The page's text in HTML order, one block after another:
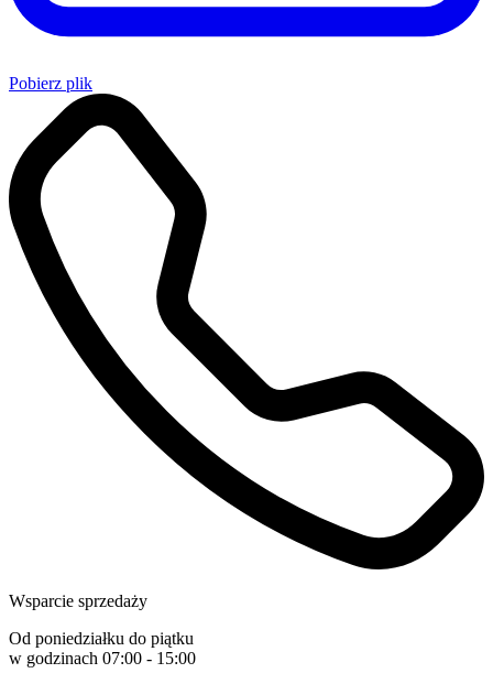
Pobierz plik
Wsparcie sprzedaży
Od poniedziałku do piątku
w godzinach 07:00 - 15:00